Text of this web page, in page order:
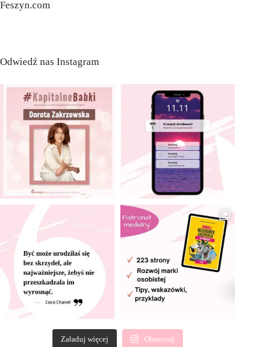
Feszyn.com
Odwiedź nas Instagram
Załaduj więcej Obserwuj